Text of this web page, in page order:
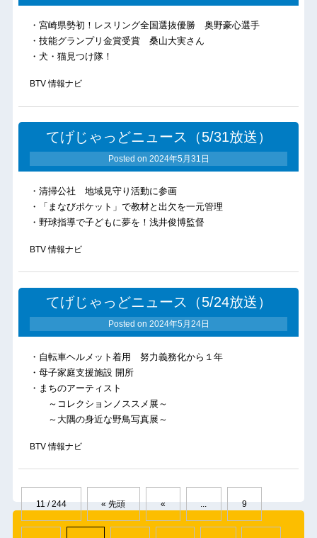
・宮崎県勢初！レスリング全国選抜優勝 奥野豪心選手
・技能グランプリ金賞受賞 桑山大実さん
・犬・猫見つけ隊！
BTV 情報ナビ
てげじゃっどニュース（5/31放送）
Posted on 2024年5月31日
・清掃公社 地域見守り活動に参画
・「まなびポケット」で教材と出欠を一元管理
・野球指導で子どもに夢を！浅井俊博監督
BTV 情報ナビ
てげじゃっどニュース（5/24放送）
Posted on 2024年5月24日
・自転車ヘルメット着用 努力義務化から１年
・母子家庭支援施設 開所
・まちのアーティスト
～コレクションノススメ展～
～大隅の身近な野鳥写真展～
BTV 情報ナビ
11 / 244 « 先頭 « ... 9